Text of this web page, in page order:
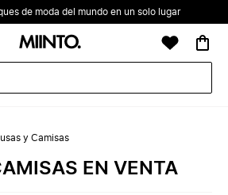
de moda del mundo en un solo lugar
y Camisas
EN VENTA